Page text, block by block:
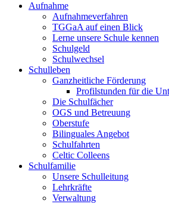
Aufnahme
Aufnahmeverfahren
TGGaA auf einen Blick
Lerne unsere Schule kennen
Schulgeld
Schulwechsel
Schulleben
Ganzheitliche Förderung
Profilstunden für die
Die Schulfächer
OGS und Betreuung
Oberstufe
Bilinguales Angebot
Schulfahrten
Celtic Colleens
Schulfamilie
Unsere Schulleitung
Lehrkräfte
Verwaltung